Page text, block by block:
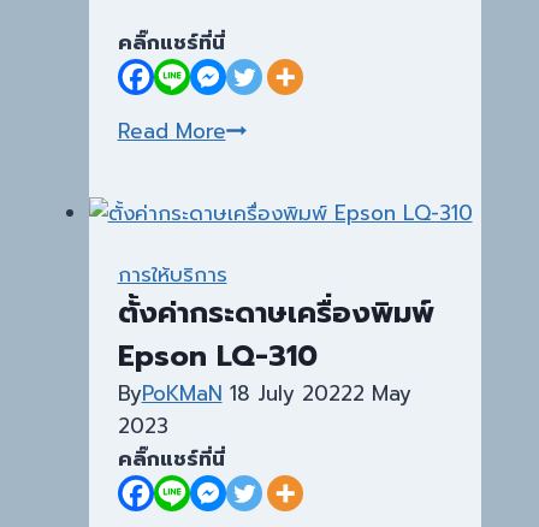
คลิ๊กแชร์ที่นี่
Read Moreติด
ไดร์
เวอร์
windows
11
สำหรับ
DT-
การให้บริการ
ตั้งค่ากระดาษเครื่องพิมพ์
Epson LQ-310
ByPoKMaN 18 July 20222 May
2023
คลิ๊กแชร์ที่นี่